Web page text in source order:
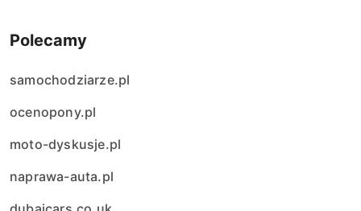
Polecamy
samochodziarze.pl
ocenopony.pl
moto-dyskusje.pl
naprawa-auta.pl